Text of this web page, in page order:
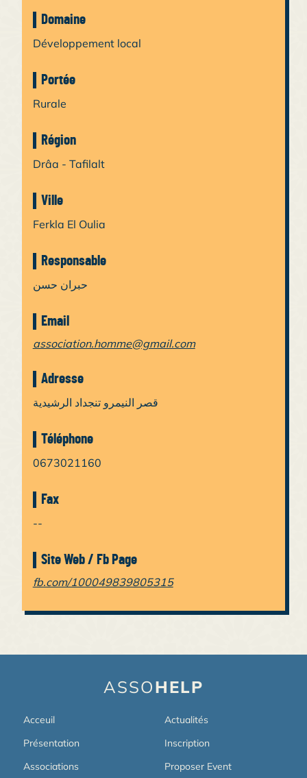
Domaine
Développement local
Portée
Rurale
Région
Drâa - Tafilalt
Ville
Ferkla El Oulia
Responsable
حبران حسن
Email
association.homme@gmail.com
Adresse
قصر النيمرو تنجداد الرشيدية
Téléphone
0673021160
Fax
--
Site Web / Fb Page
fb.com/100049839805315
ASSOHELP
Acceuil
Présentation
Associations
Actualités
Inscription
Proposer Event